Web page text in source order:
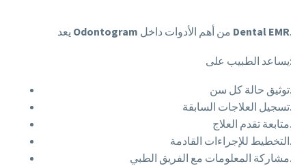
Odontogram Dental EMR.
يساعد الطبيب على:
توثيق حالة كل سن.
تسجيل العلاجات السابقة.
متابعة تقدم العلاج.
التخطيط للإجراءات القادمة.
مشاركة المعلومات مع الفريق الطبي.